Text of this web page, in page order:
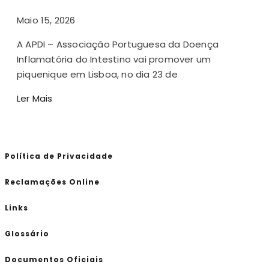
Maio 15, 2026
A APDI – Associação Portuguesa da Doença
Inflamatória do Intestino vai promover um
piquenique em Lisboa, no dia 23 de
Ler Mais
Política de Privacidade
Reclamações Online
Links
Glossário
Documentos Oficiais